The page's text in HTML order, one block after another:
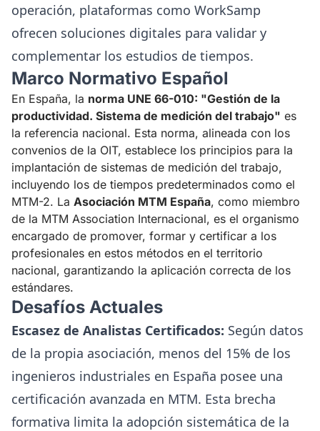
operación, plataformas como WorkSamp
ofrecen soluciones digitales para validar y
complementar los estudios de tiempos.
Marco Normativo Español
En España, la norma UNE 66-010: "Gestión de la
productividad. Sistema de medición del trabajo" es
la referencia nacional. Esta norma, alineada con los
convenios de la OIT, establece los principios para la
implantación de sistemas de medición del trabajo,
incluyendo los de tiempos predeterminados como el
MTM-2. La Asociación MTM España, como miembro
de la MTM Association Internacional, es el organismo
encargado de promover, formar y certificar a los
profesionales en estos métodos en el territorio
nacional, garantizando la aplicación correcta de los
estándares.
Desafíos Actuales
Escasez de Analistas Certificados: Según datos
de la propia asociación, menos del 15% de los
ingenieros industriales en España posee una
certificación avanzada en MTM. Esta brecha
formativa limita la adopción sistemática de la